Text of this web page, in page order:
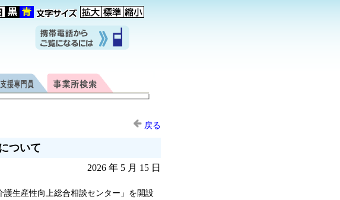
戻る
ついて
2026 年 5 月 15 日
生産性向上総合相談センター」を開設